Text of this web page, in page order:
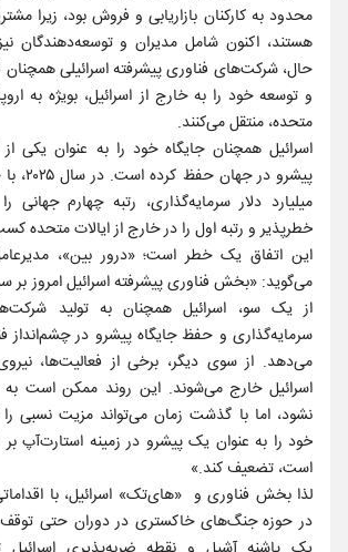
محدود به کارکنان بازاریابی و فروش بود، زیرا
هستند، اکنون شامل مدیران و توسعه‌دهندگان
حال، شرکت‌های فناوری پیشرفته اسرائیلی
و توسعه خود را به خارج از اسرائیل، بویژه به
متحده، منتقل می‌کنند.
اسرائیل همچنان جایگاه خود را به عنوان یکی
میلیارد دلار سرمایه‌گذاری، رتبه چهارم
خطرپذیر و رتبه اول را در خارج از ایالات متحده
این اتفاق یک خطر است؛ «درور بین»،
می‌گوید: «بخش فناوری پیشرفته اسرائیل امروز بر
از یک سو، اسرائیل همچنان به تولید
سرمایه‌گذاری و حفظ جایگاه پیشرو در چشم‌انداز
می‌دهد. از سوی دیگر، برخی از فعالیت‌ها،
اسرائیل خارج می‌شوند. این روند ممکن است به
نشود، اما با گذشت زمان می‌تواند مزیت نسبی را
خود را به عنوان یک پیشرو در زمینه استارت‌آپ بر
است، تضعیف کند.»
لذا بخش فناوری و‌ «های‌تک» اسرائیل، با
در حوزه جنگ‌های خاکستری در دوران حتی توقف